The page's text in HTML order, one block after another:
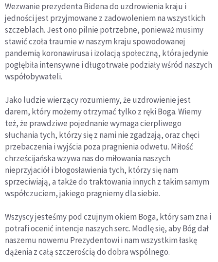
Wezwanie prezydenta Bidena do uzdrowienia kraju i
jedności jest przyjmowane z zadowoleniem na wszystkich
szczeblach. Jest ono pilnie potrzebne, ponieważ musimy
stawić czoła traumie w naszym kraju spowodowanej
pandemią koronawirusa i izolacją społeczną, która jedynie
pogłębiła intensywne i długotrwałe podziały wśród naszych
współobywateli.
Jako ludzie wierzący rozumiemy, że uzdrowienie jest
darem, który możemy otrzymać tylko z ręki Boga. Wiemy
też, że prawdziwe pojednanie wymaga cierpliwego
słuchania tych, którzy się z nami nie zgadzają, oraz chęci
przebaczenia i wyjścia poza pragnienia odwetu. Miłość
chrześcijańska wzywa nas do miłowania naszych
nieprzyjaciół i błogosławienia tych, którzy się nam
sprzeciwiają, a także do traktowania innych z takim samym
współczuciem, jakiego pragniemy dla siebie.
Wszyscy jesteśmy pod czujnym okiem Boga, który sam zna i
potrafi ocenić intencje naszych serc. Modlę się, aby Bóg dał
naszemu nowemu Prezydentowi i nam wszystkim łaskę
dążenia z całą szczerością do dobra wspólnego.